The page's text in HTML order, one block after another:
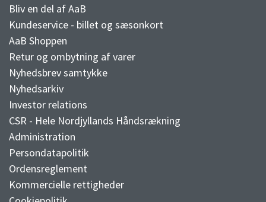
Bliv en del af AaB
Kundeservice - billet og sæsonkort
AaB Shoppen
Retur og ombytning af varer
Nyhedsbrev samtykke
Nyhedsarkiv
Investor relations
CSR - Hele Nordjyllands Håndsrækning
Administration
Persondatapolitik
Ordensreglement
Kommercielle rettigheder